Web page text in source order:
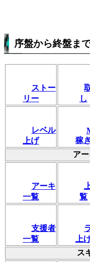
序盤から終盤ま
ストー
リー
し
レベル
上げ
稼
ア
アーキ
一覧
覧
支援者
一覧
上
ス